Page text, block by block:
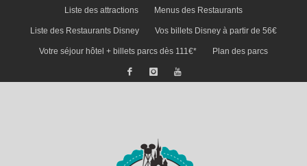
Liste des attractions Menus des Restaurants
Liste des Restaurants Disney Vos billets Disney à partir de 56€
Votre séjour hôtel + billets parcs dès 111€* Plan des parcs